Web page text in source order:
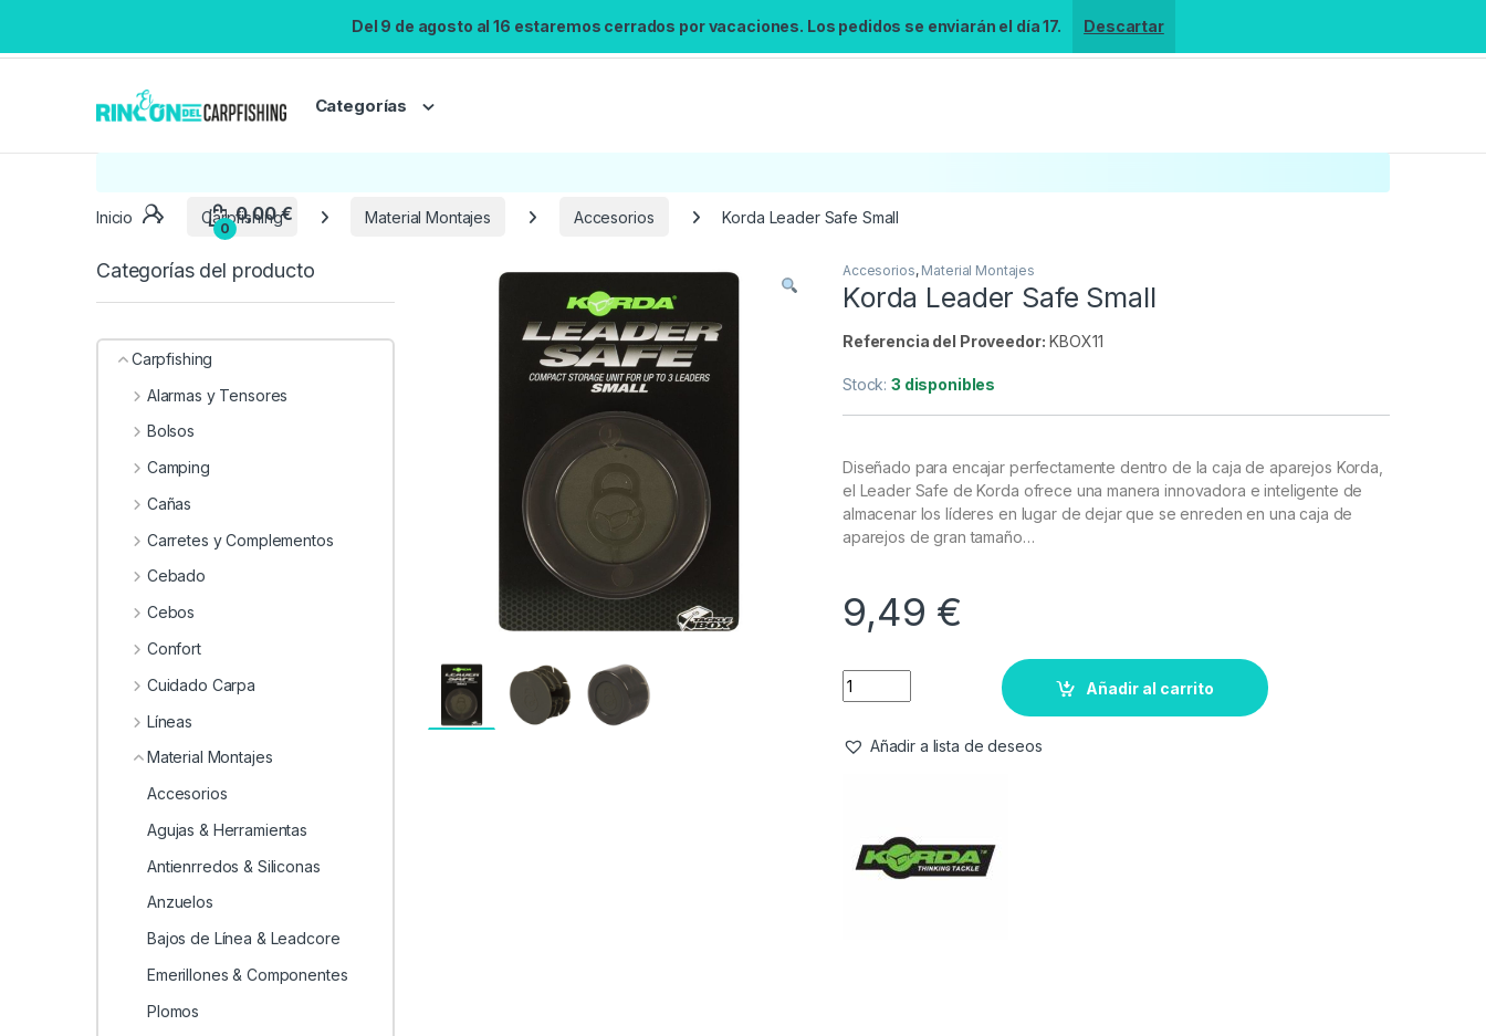
Del 9 de agosto al 16 estaremos cerrados por vacaciones. Los pedidos se enviarán el día 17. Descartar
Categorías
0
0,00€
Inicio Carpfishing Material Montajes Accesorios Korda Leader Safe Small
Accesorios, Material Montajes
Korda Leader Safe Small
Referencia del Proveedor: KBOX11
Stock:3 disponibles
Diseñado para encajar perfectamente dentro de la caja de aparejos Korda,
el Leader Safe de Korda ofrece una manera innovadora e inteligente de
almacenar los líderes en lugar de dejar que se enreden en una caja de
aparejos de gran tamaño…
9,49 €
Añadir al carrito
Añadir a lista de deseos
Categorías del producto
Carpfishing
Alarmas y Tensores
Bolsos
Camping
Cañas
Carretes y Complementos
Cebado
Cebos
Confort
Cuidado Carpa
Líneas
Material Montajes
Accesorios
Agujas & Herramientas
Antienrredos & Siliconas
Anzuelos
Bajos de Línea & Leadcore
Emerillones & Componentes
Plomos